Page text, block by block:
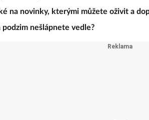
na novinky, kterými můžete oživit a
nešlápnete vedle?